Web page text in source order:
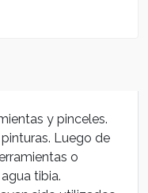
y pinceles.
Luego de
o
tibia.